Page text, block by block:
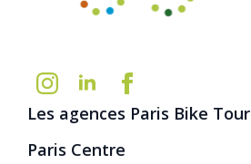
Les agences Paris Bike Tour
Paris Centre